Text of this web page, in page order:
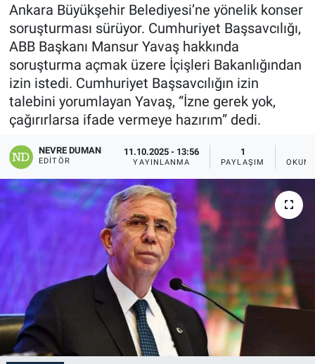
Ankara Büyükşehir Belediyesi’ne yönelik konser
soruşturması sürüyor. Cumhuriyet Başsavcılığı,
ABB Başkanı Mansur Yavaş hakkında
soruşturma açmak üzere İçişleri Bakanlığından
izin istedi. Cumhuriyet Başsavcılığın izin
talebini yorumlayan Yavaş, “İzne gerek yok,
çağırırlarsa ifade vermeye hazırım” dedi.
NEVRE DUMAN
EDITÖR
11.10.2025 - 13:56
YAYINLANMA
1
PAYLAŞIM